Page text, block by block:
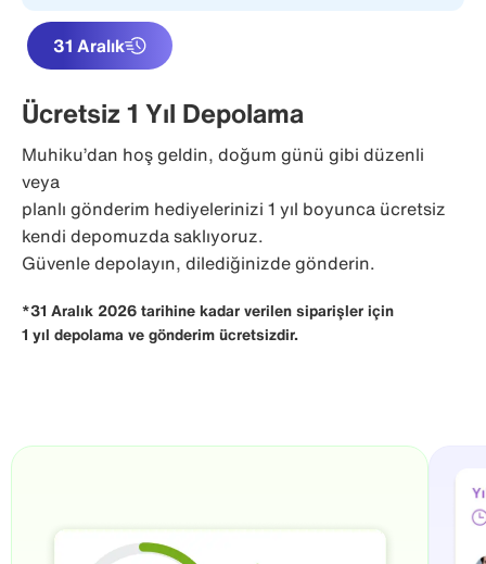
31 Aralık
Ücretsiz 1 Yıl Depolama
Muhiku’dan hoş geldin, doğum günü gibi düzenli
veya
planlı gönderim hediyelerinizi 1 yıl boyunca ücretsiz
kendi depomuzda saklıyoruz.
Güvenle depolayın, dilediğinizde gönderin.
*31 Aralık 2026 tarihine kadar verilen siparişler için
1 yıl depolama ve gönderim ücretsizdir.